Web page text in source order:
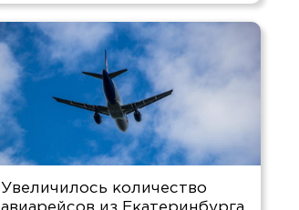
Увеличилось количество